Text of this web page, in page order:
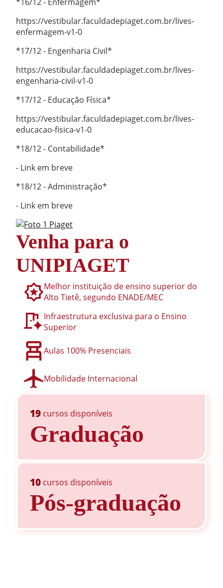
https://vestibular.faculdadepiaget.com.br/lives-
enfermagem-v1-0
*17/12 - Engenharia Civil*
https://vestibular.faculdadepiaget.com.br/lives-
engenharia-civil-v1-0
*17/12 - Educação Física*
https://vestibular.faculdadepiaget.com.br/lives-
educacao-fisica-v1-0
*18/12 - Contabilidade*
- Link em breve
*18/12 - Administração*
- Link em breve
Venha para o
UNIPIAGET
Melhor instituição de ensino superior do
Alto Tietê, segundo ENADE/MEC
Infraestrutura exclusiva para o Ensino
Superior
Aulas 100% Presenciais
Mobilidade Internacional
19 cursos disponíveis
Graduação
10 cursos disponíveis
Pós-graduação